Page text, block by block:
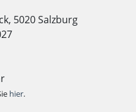
5020 Salzburg
hier.